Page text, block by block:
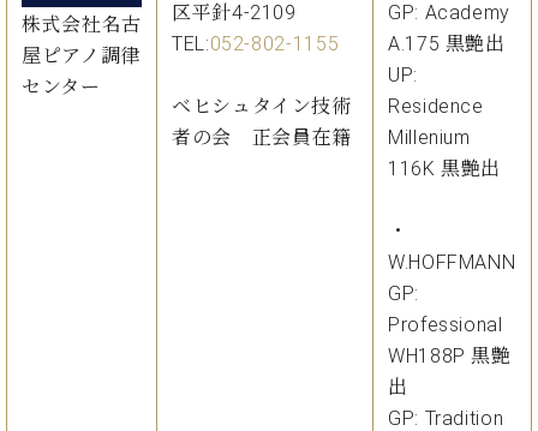
株式会社名古
屋ピアノ調律
センター
区平針4-2109
TEL:052-802-1155
ベヒシュタイン技術
者の会 正会員在籍
GP: Academy
A.175 黒艶出
UP:
Residence
Millenium
116K 黒艶出
・
W.HOFFMANN
GP:
Professional
WH188P 黒艶
出
GP: Tradition